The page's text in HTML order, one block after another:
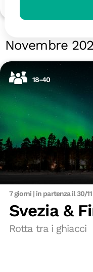
Novembre
18-40
7 giorni | in partenza il 30/11
Svezia &
Rotta tra i ghiacci